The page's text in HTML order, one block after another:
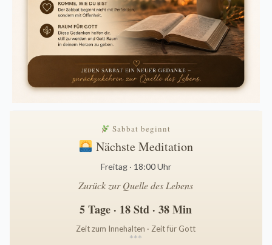
Sabbat beginnt
Nächste Meditation
Freitag · 18:00 Uhr
Zurück zur Quelle des Lebens
5 Tage · 18 Std · 38 Min
Zeit zum Innehalten · Zeit für Gott
***